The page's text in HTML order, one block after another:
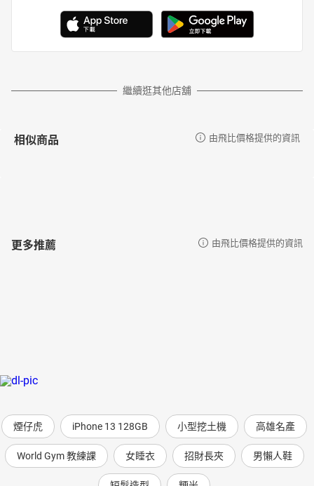
分享。其作品包括《爸爸的老師》、《我屬豬》、《小保學畫
畫》、《晶晶的桃花源記》、《綠池白鵝》、《什麼都不怕》、
聰明寶貝歌
中國歷史年代歌演唱版
是公子糾，一個是公子小白。
裡窮，拿不出錢來，於是他一個人拿出了兩個人的資本。賺到錢的
時候，他又讓管仲多分一些，自己少分一些。後來他們去當兵，鮑
叔牙總是跟在管仲身邊，一旦遇到危險，他就用自己的身體去掩護
管仲。之後他們雖然各護其主，仍然不影響兩人的友誼。
繼續逛其他店舖
相似商品 由飛比價格提供的資訊
更多推薦 由飛比價格提供的資訊
煙仔虎 iPhone 13 128GB 小型挖土機 高雄名產
World Gym 教練課 女睡衣 招財長夾 男懶人鞋